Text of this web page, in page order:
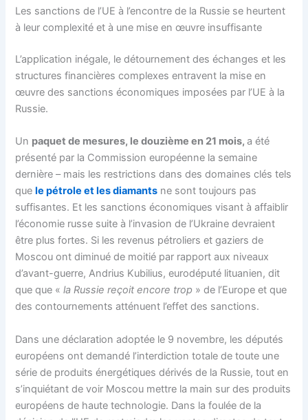
Les sanctions de l’UE à l’encontre de la Russie se heurtent
à leur complexité et à une mise en œuvre insuffisante
L’application inégale, le détournement des échanges et les
structures financières complexes entravent la mise en
œuvre des sanctions économiques imposées par l’UE à la
Russie.
Un paquet de mesures, le douzième en 21 mois,a été
présenté par la Commission européenne la semaine
dernière – mais les restrictions dans des domaines clés tels
que le pétrole et les diamants ne sont toujours pas
suffisantes. Et les sanctions économiques visant à affaiblir
l’économie russe suite à l’invasion de l’Ukraine devraient
être plus fortes. Si les revenus pétroliers et gaziers de
Moscou ont diminué de moitié par rapport aux niveaux
d’avant-guerre, Andrius Kubilius, eurodéputé lituanien, dit
que que «la Russie reçoit encore trop » de l’Europe et que
des contournements atténuent l’effet des sanctions.
Dans une déclaration adoptée le 9 novembre, les députés
européens ont demandé l’interdiction totale de toute une
série de produits énergétiques dérivés de la Russie, tout en
s’inquiétant de voir Moscou mettre la main sur des produits
européens de haute technologie. Dans la foulée de la